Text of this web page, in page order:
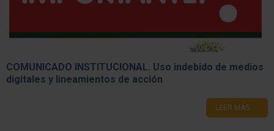
COMUNICADO INSTITUCIONAL. ​Uso indebido de medios
digitales y lineamientos de acción
LEER MÁS